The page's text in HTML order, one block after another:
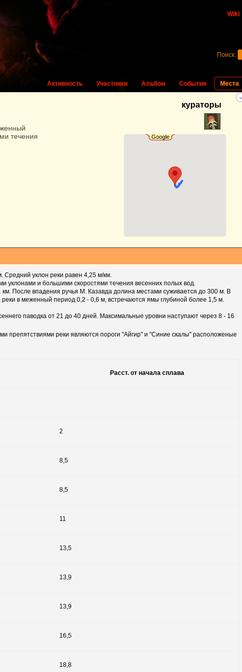
Wiki
Активность Участники Альбом События Места
Поиск:
-
кураторы
Google
течения
Средний уклон реки равен 4,25 м/км.
уклонами и большими скоростями течения весенних полых вод.
После впадения ручья М. Казавда долина местами суживается до 300 м. В
в меженный период 0,2 - 0,6 м, встречаются ямы глубиной более 1,5 м.
паводка от 21 до 40 дней. Максимальные уровни наступают через 8 - 16
препятствиями реки являются пороги "Айгир" и "Синие скалы" расположеные
Расст. от начала сплава
2
8,5
8,5
11
13,5
13,9
13,9
16,5
18,8